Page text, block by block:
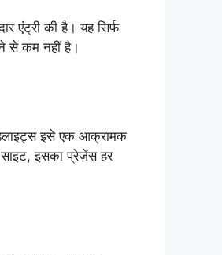
एंट्री की है। यह सिर्फ
से कम नहीं है।
इसे एक आक्रामक
इसका प्रेज़ेंस हर